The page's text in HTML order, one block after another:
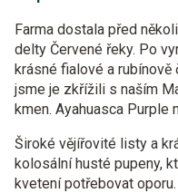
Farma dostala před
delty Červené řeky. Po
krásné fialové a
jsme je zkřížili s naším
kmen. Ayahuasca Purple
Široké vějířovité listy a
kolosální husté pupeny,
kvetení potřebovat